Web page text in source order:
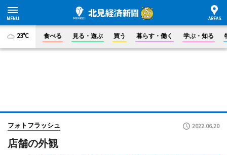
23°C 食べる 見る・遊ぶ 買う 暮らす・働く 学ぶ・知る
フォトフラッシュ 2022.06.20
店舗の外観